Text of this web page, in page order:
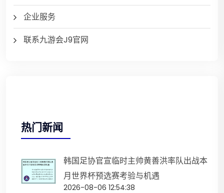
企业服务
联系九游会J9官网
热门新闻
韩国足协官宣临时主帅黄善洪率队出战本
月世界杯预选赛考验与机遇
2026-08-06 12:54:38